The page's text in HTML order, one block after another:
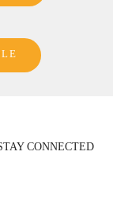
CONNECTED